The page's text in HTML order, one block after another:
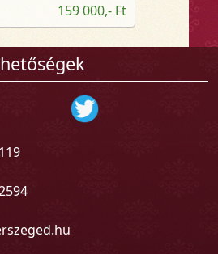
159 000,- Ft